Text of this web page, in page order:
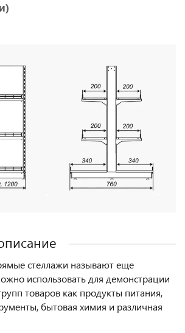
стеллажи называют еще
использовать для демонстрации
товаров как продукты питания,
бытовая химия и различная